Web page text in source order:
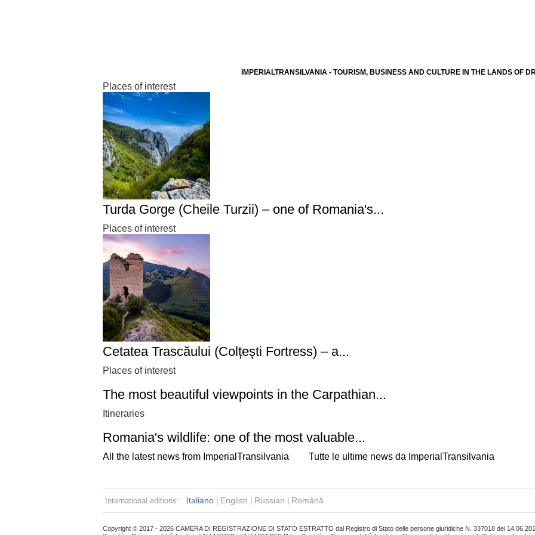
IMPERIALTRANSILVANIA - TOURISM, BUSINESS AND CULTURE IN THE LANDS OF
Places of interest
Turda Gorge (Cheile Turzii) – one of Romania's...
Places of interest
Cetatea Trascăului (Colțești Fortress) – a...
Places of interest
The most beautiful viewpoints in the Carpathian...
Itineraries
Romania's wildlife: one of the most valuable...
All the latest news from ImperialTransilvania Tutte le ultime news da ImperialTransilvania
International editions: Italiano English Russian Română
Copyright © 2017 - 2026 CAMERA DI REGISTRAZIONE DI STATO ESTRATTO dal Registro di Stato delle persone giuridiche N. 337018 del